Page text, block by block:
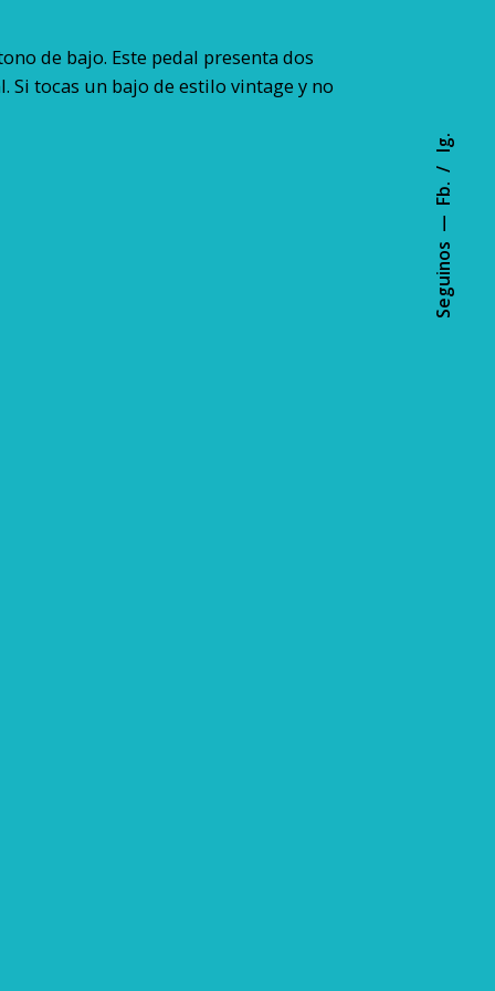
Seguinos
Fb.
Ig.
de bajo. Este pedal presenta dos
tocas un bajo de estilo vintage y no